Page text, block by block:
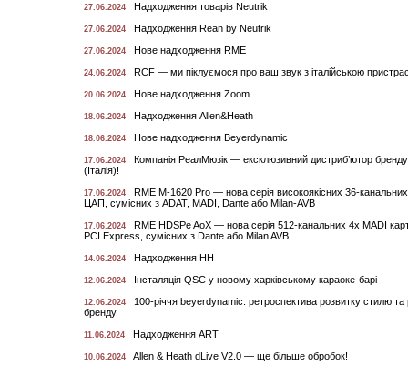
27.06.2024 Надходження товарів Neutrik
27.06.2024 Надходження Rean by Neutrik
27.06.2024 Нове надходження RME
24.06.2024 RCF — ми піклуємося про ваш звук з італійською
20.06.2024 Нове надходження Zoom
18.06.2024 Надходження Allen&Heath
18.06.2024 Нове надходження Beyerdynamic
17.06.2024
Компанія РеалМюзік — ексклюзивний дистриб’ютор
(Італія)!
17.06.2024
RME M-1620 Pro — нова серія високоякісних 36-
ЦАП, сумісних з ADAT, MADI, Dante або Milan-AVB
17.06.2024
RME HDSPe AoX — нова серія 512-канальних 4x MADI
PCI Express, сумісних з Dante або Milan AVB
14.06.2024 Надходження НН
12.06.2024 Інсталяція QSC у новому харківському караоке-барі
12.06.2024
100-річчя beyerdynamic: ретроспектива розвитку стилю
бренду
11.06.2024 Надходження ART
10.06.2024 Allen & Heath dLive V2.0 — ще більше обробок!